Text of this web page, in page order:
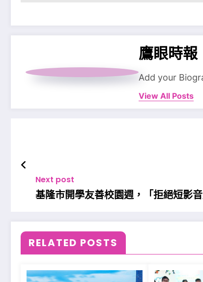
鷹眼時報
Add your
View All Posts
Next post
基隆市開學友善校園週，「拒絕短影
RELATED POSTS